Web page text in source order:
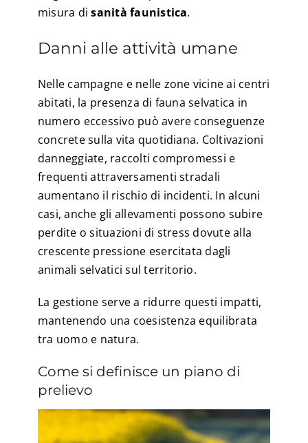
misura disanità faunistica.
Danni alle attività umane
Nelle campagne e nelle zone vicine ai centri
abitati, la presenza di fauna selvatica in
numero eccessivo può avere conseguenze
concrete sulla vita quotidiana. Coltivazioni
danneggiate, raccolti compromessi e
frequenti attraversamenti stradali
aumentano il rischio di incidenti. In alcuni
casi, anche gli allevamenti possono subire
perdite o situazioni di stress dovute alla
crescente pressione esercitata dagli
animali selvatici sul territorio.
La gestione serve a ridurre questi impatti,
mantenendo una coesistenza equilibrata
tra uomo e natura.
Come si definisce un piano di
prelievo